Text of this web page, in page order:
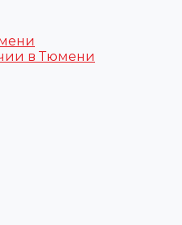
в Тюмени